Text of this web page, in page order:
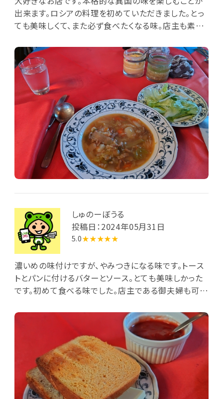
出来ます。ロシアの料理を初めていただきました。とっ
ても美味しくて、また必ず食べたくなる味。店主も素敵
しゅのーぼうる
投稿日：2024年05月31日
5.0★★★★★
濃いめの味付けですが、やみつきになる味です。トース
トとパンに付けるバターとソース。とても美味しかった
です。初めて食べる味でした。店主である御夫婦も可愛